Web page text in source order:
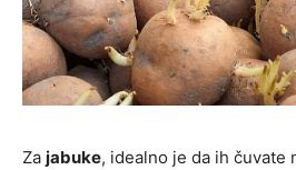
Za jabuke, idealno je da ih čuvate